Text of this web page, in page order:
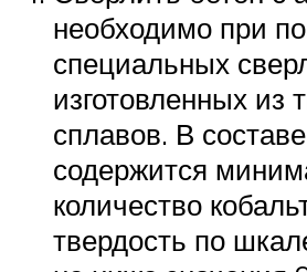
необходимо при
специальных
изготовленных из
сплавов. В
содержится
количество
твердость по